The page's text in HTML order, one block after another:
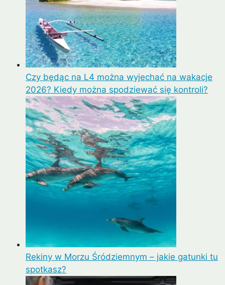
Czy będąc na L4 można wyjechać na wakacje
2026? Kiedy można spodziewać się kontroli?
Rekiny w Morzu Śródziemnym – jakie gatunki tu
spotkasz?